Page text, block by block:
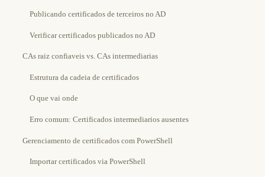
Publicando certificados de terceiros no AD
Verificar certificados publicados no AD
CAs raiz confiaveis vs. CAs intermediarias
Estrutura da cadeia de certificados
O que vai onde
Erro comum: Certificados intermediarios ausentes
Gerenciamento de certificados com PowerShell
Importar certificados via PowerShell